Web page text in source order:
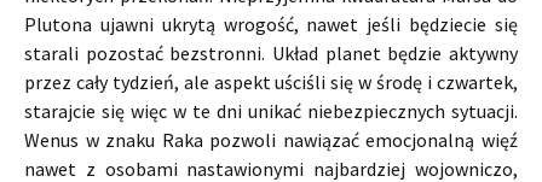
Plutona ujawni ukrytą wrogość, nawet jeśli będziecie się
starali pozostać bezstronni. Układ planet będzie aktywny
przez cały tydzień, ale aspekt uściśli się w środę i czwartek,
starajcie się więc w te dni unikać niebezpiecznych sytuacji.
Wenus w znaku Raka pozwoli nawiązać emocjonalną więź
nawet z osobami nastawionymi najbardziej wojowniczo,